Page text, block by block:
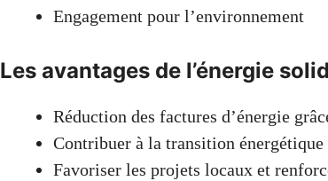
Engagement pour l’environnement
Les avantages de l’énergie
Réduction des factures d’énergie
Contribuer à la transition
Favoriser les projets locaux et